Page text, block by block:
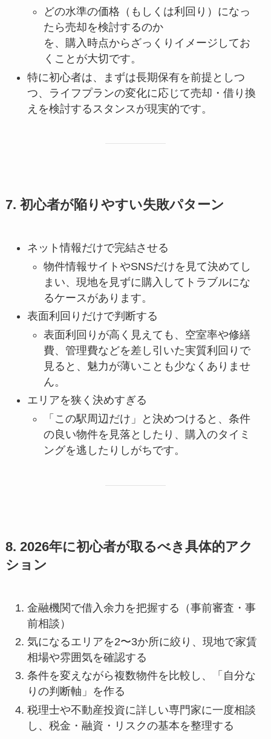
どの水準の価格（もしくは利回り）になっ
たら売却を検討するのか
を、購入時点からざっくりイメージしてお
くことが大切です。
特に初心者は、まずは長期保有を前提としつ
つ、ライフプランの変化に応じて売却・借り換
えを検討するスタンスが現実的です。
7. 初心者が陥りやすい失敗パターン
ネット情報だけで完結させる
物件情報サイトやSNSだけを見て決めてし
まい、現地を見ずに購入してトラブルにな
るケースがあります。
表面利回りだけで判断する
表面利回りが高く見えても、空室率や修繕
費、管理費などを差し引いた実質利回りで
見ると、魅力が薄いことも少なくありませ
ん。
エリアを狭く決めすぎる
「この駅周辺だけ」と決めつけると、条件
の良い物件を見落としたり、購入のタイミ
ングを逃したりしがちです。
8. 2026年に初心者が取るべき具体的アク
ション
金融機関で借入余力を把握する（事前審査・事
前相談）
気になるエリアを2〜3か所に絞り、現地で家賃
相場や雰囲気を確認する
条件を変えながら複数物件を比較し、「自分な
りの判断軸」を作る
税理士や不動産投資に詳しい専門家に一度相談
し、税金・融資・リスクの基本を整理する